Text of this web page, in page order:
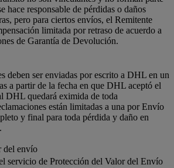
hace responsable de pérdidas o daños
pero para ciertos envíos, el Remitente
limitada por retraso de acuerdo a
de Garantía de Devolución.
deben ser enviadas por escrito a DHL en un
a partir de la fecha en que DHL aceptó el
DHL quedará eximida de toda
están limitadas a una por Envío
y final para toda pérdida y daño en
del envío
servicio de Protección del Valor del Envío